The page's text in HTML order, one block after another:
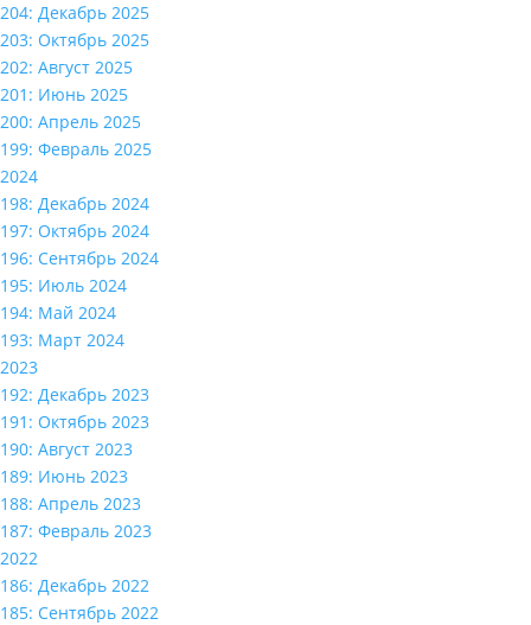
204: Декабрь 2025
203: Октябрь 2025
202: Август 2025
201: Июнь 2025
200: Апрель 2025
199: Февраль 2025
2024
198: Декабрь 2024
197: Октябрь 2024
196: Сентябрь 2024
195: Июль 2024
194: Май 2024
193: Март 2024
2023
192: Декабрь 2023
191: Октябрь 2023
190: Август 2023
189: Июнь 2023
188: Апрель 2023
187: Февраль 2023
2022
186: Декабрь 2022
185: Сентябрь 2022